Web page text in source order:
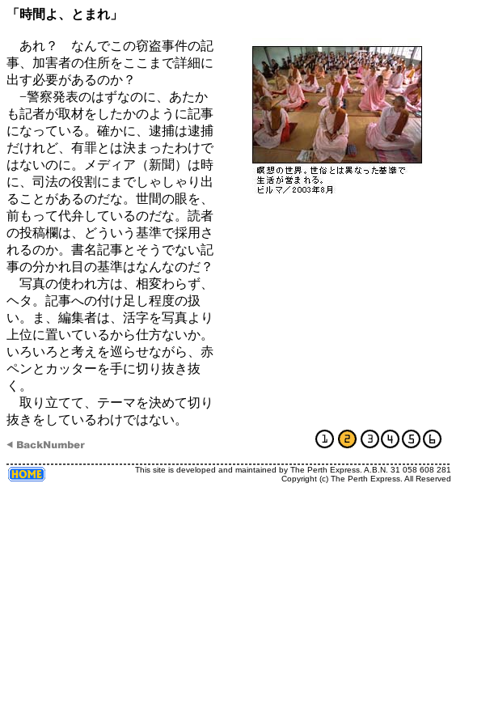
「時間よ、とまれ」
あれ？ なんでこの窃盗事件の記
事、加害者の住所をここまで詳細に
出す必要があるのか？
−警察発表のはずなのに、あたか
も記者が取材をしたかのように記事
になっている。確かに、逮捕は逮捕
だけれど、有罪とは決まったわけで
はないのに。メディア（新聞）は時
に、司法の役割にまでしゃしゃり出
ることがあるのだな。世間の眼を、
前もって代弁しているのだな。読者
の投稿欄は、どういう基準で採用さ
れるのか。書名記事とそうでない記
事の分かれ目の基準はなんなのだ？
写真の使われ方は、相変わらず、
ヘタ。記事への付け足し程度の扱
い。ま、編集者は、活字を写真より
上位に置いているから仕方ないか。
いろいろと考えを巡らせながら、赤
ペンとカッターを手に切り抜き抜
く。
取り立てて、テーマを決めて切り
抜きをしているわけではない。
This site is developed and maintained by The Perth Express. A.B.N. 31 058 608 281
Copyright (c) The Perth Express. All Reserved